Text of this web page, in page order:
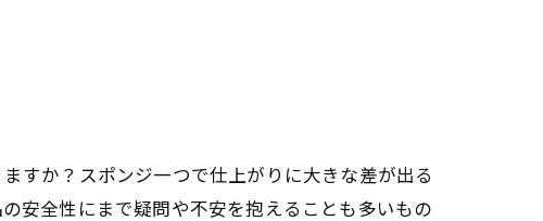
すか？スポンジ一つで仕上がりに大きな差が出る
安全性にまで疑問や不安を抱えることも多いもの